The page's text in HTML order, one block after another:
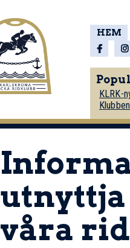
HEM
KLRK-
våra